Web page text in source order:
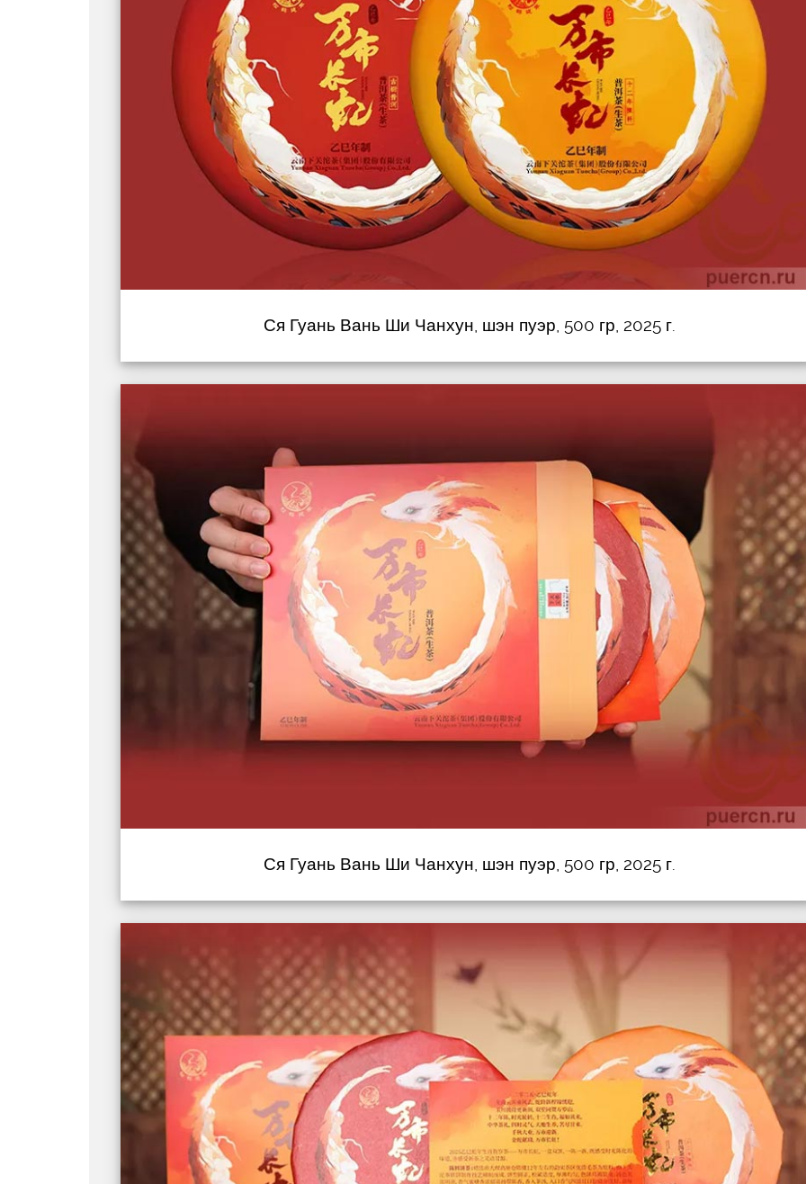
Ся Гуань Вань Ши Чанхун, шэн пуэр, 500 гр, 2025 г.
Ся Гуань Вань Ши Чанхун, шэн пуэр, 500 гр, 2025 г.